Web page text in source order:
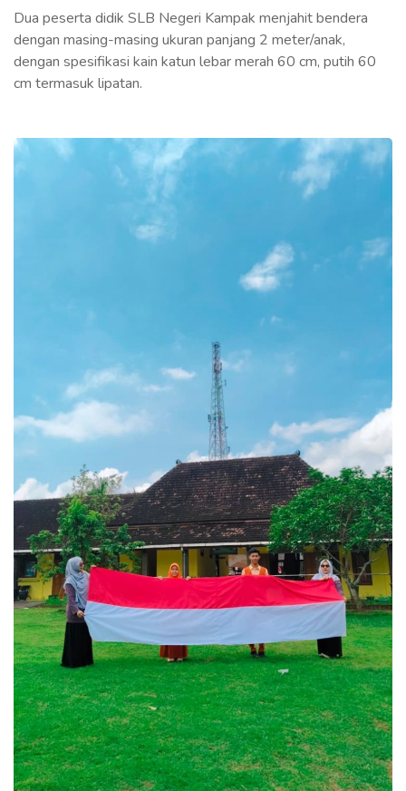
Dua peserta didik SLB Negeri Kampak menjahit bendera
dengan masing-masing ukuran panjang 2 meter/anak,
dengan spesifikasi kain katun lebar merah 60 cm, putih 60
cm termasuk lipatan.